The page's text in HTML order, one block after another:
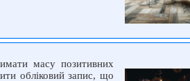
масу позитивних
обліковий запис, що